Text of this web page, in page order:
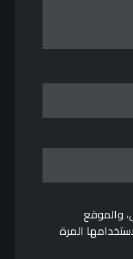
والموقع
المرة